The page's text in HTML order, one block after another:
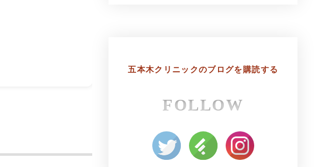
五本木クリニックのブログを購読する
FOLLOW